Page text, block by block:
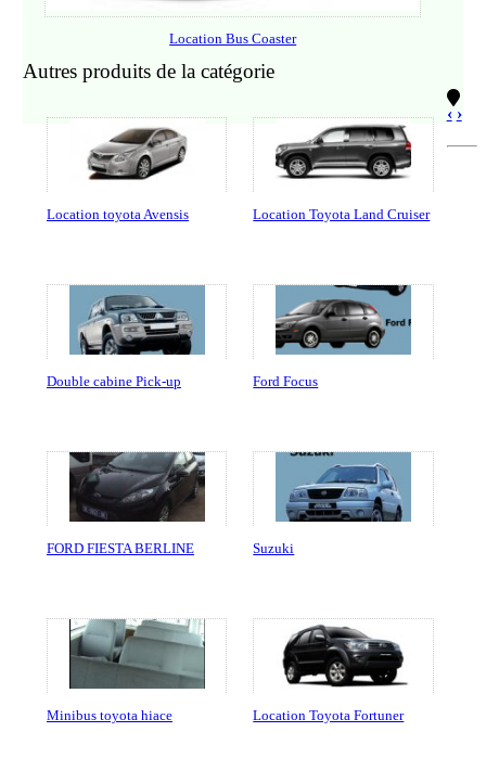
Location Bus Coaster
Autres produits de la catégorie
Location toyota Avensis Location Toyota Land Cruiser
Double cabine Pick-up Ford Focus
FORD FIESTA BERLINE Suzuki
Minibus toyota hiace Location Toyota Fortuner
‹ ›